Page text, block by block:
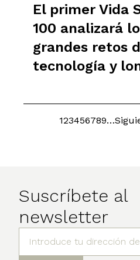
El primer Vida
100 analizará
grandes retos
tecnología y
Página
1Página
2Página
3Página
4Página
5Página
6Página
7Página
8Página
9…
Suscríbete al
newsletter